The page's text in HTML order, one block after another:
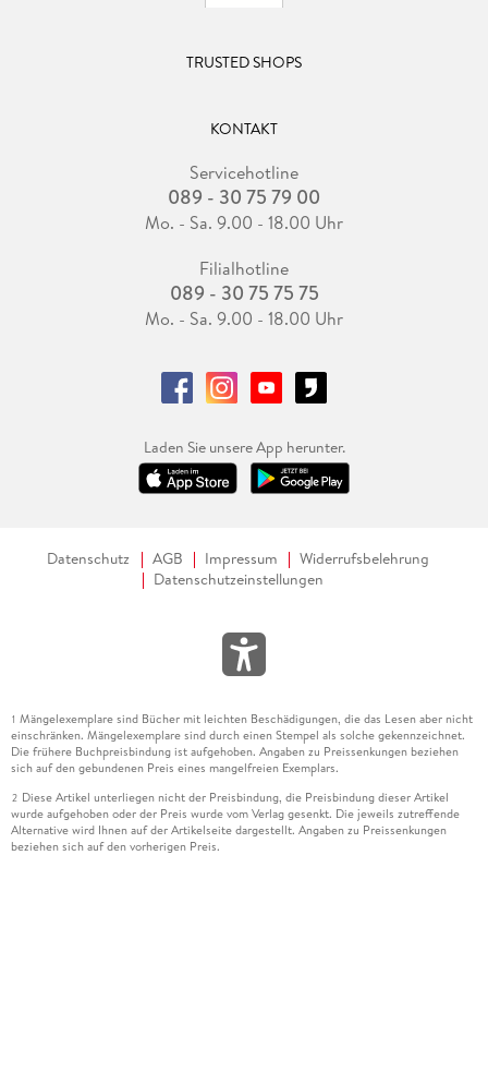
TRUSTED SHOPS
KONTAKT
Servicehotline
089 - 30 75 79 00
Mo. - Sa. 9.00 - 18.00 Uhr
Filialhotline
089 - 30 75 75 75
Mo. - Sa. 9.00 - 18.00 Uhr
Laden Sie unsere App herunter.
Datenschutz AGB Impressum
Widerrufsbelehrung
Datenschutzeinstellungen
1 Mängelexemplare sind Bücher mit leichten Beschädigungen, die das Lesen aber nicht
einschränken. Mängelexemplare sind durch einen Stempel als solche gekennzeichnet.
Die frühere Buchpreisbindung ist aufgehoben. Angaben zu Preissenkungen beziehen
sich auf den gebundenen Preis eines mangelfreien Exemplars.
2 Diese Artikel unterliegen nicht der Preisbindung, die Preisbindung dieser Artikel
wurde aufgehoben oder der Preis wurde vom Verlag gesenkt. Die jeweils zutreffende
Alternative wird Ihnen auf der Artikelseite dargestellt. Angaben zu Preissenkungen
beziehen sich auf den vorherigen Preis.